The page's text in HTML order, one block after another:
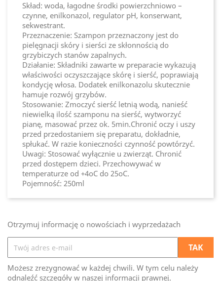
Skład: woda, łagodne środki powierzchniowo –
czynne, enilkonazol, regulator pH, konserwant,
sekwestrant.
Przeznaczenie: Szampon przeznaczony jest do
pielęgnacji skóry i sierści ze skłonnością do
grzybiczych stanów zapalnych.
Działanie: Składniki zawarte w preparacie wykazują
właściwości oczyszczające skórę i sierść, poprawiają
kondycję włosa. Dodatek enilkonazolu skutecznie
hamuje rozwój grzybów.
Stosowanie: Zmoczyć sierść letnią wodą, nanieść
niewielką ilość szamponu na sierść, wytworzyć
pianę, masować przez ok. 5min.Chronić oczy i uszy
przed przedostaniem się preparatu, dokładnie,
spłukać. W razie konieczności czynność powtórzyć.
Uwagi: Stosować wyłącznie u zwierząt. Chronić
przed dostępem dzieci. Przechowywać w
temperaturze od +4oC do 25oC.
Pojemność: 250ml
Otrzymuj informację o nowościach i wyprzedażach
Możesz zrezygnować w każdej chwili. W tym celu należy
odnaleźć szczegóły w naszej informacji prawnej.